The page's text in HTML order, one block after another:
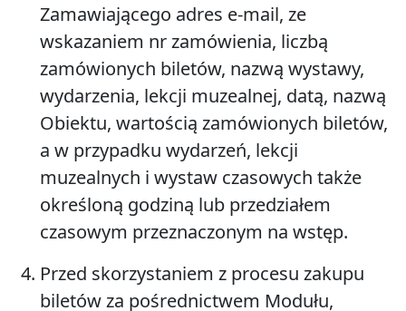
Zamawiającego adres e-mail, ze
wskazaniem nr zamówienia, liczbą
zamówionych biletów, nazwą wystawy,
wydarzenia, lekcji muzealnej, datą, nazwą
Obiektu, wartością zamówionych biletów,
a w przypadku wydarzeń, lekcji
muzealnych i wystaw czasowych także
określoną godziną lub przedziałem
czasowym przeznaczonym na wstęp.
Przed skorzystaniem z procesu zakupu
biletów za pośrednictwem Modułu,